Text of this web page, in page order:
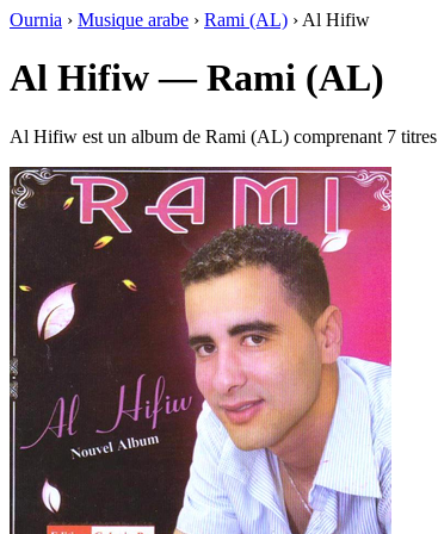
Ournia › Musique arabe › Rami (AL) › Al Hifiw
Al Hifiw — Rami (AL)
Al Hifiw est un album de Rami (AL) comprenant 7